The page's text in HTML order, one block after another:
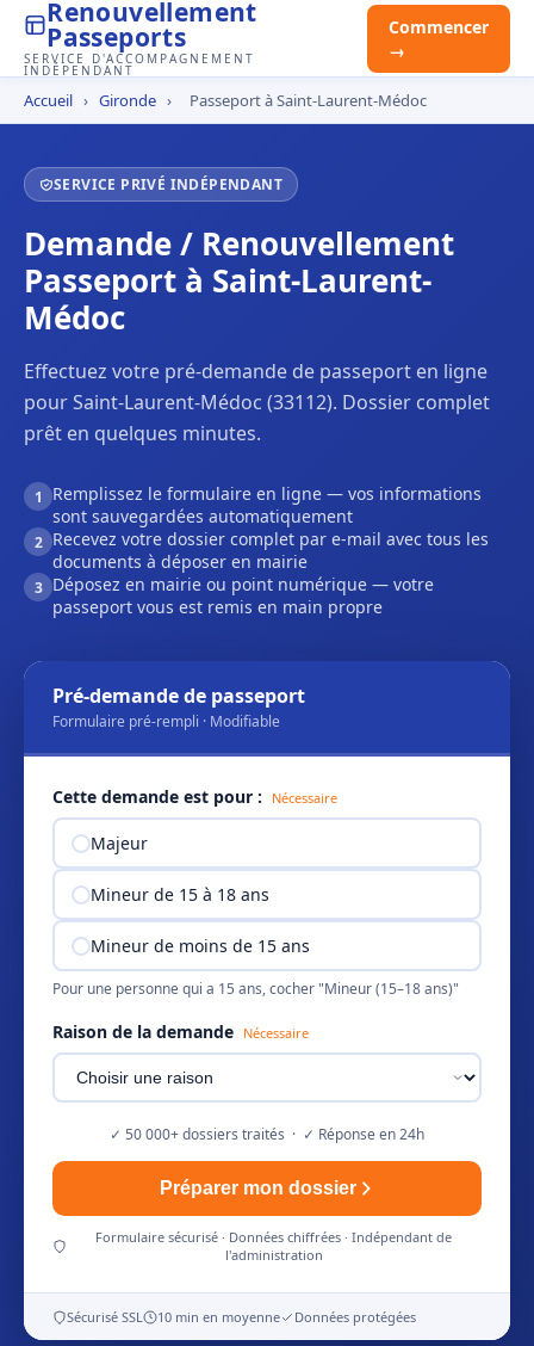
Renouvellement
Passeports
SERVICE D'ACCOMPAGNEMENT
INDÉPENDANT
Commencer
→
Accueil › Gironde › Passeport à Saint-Laurent-Médoc
SERVICE PRIVÉ INDÉPENDANT
Demande / Renouvellement
Passeport à Saint-Laurent-
Médoc
Effectuez votre pré-demande de passeport en ligne
pour Saint-Laurent-Médoc (33112). Dossier complet
prêt en quelques minutes.
1
Remplissez le formulaire en ligne — vos informations
sont sauvegardées automatiquement
2 Recevez votre dossier complet par e-mail avec tous les
documents à déposer en mairie
3 Déposez en mairie ou point numérique — votre
passeport vous est remis en main propre
Pré-demande de passeport
Formulaire pré-rempli · Modifiable
Cette demande est pour : Nécessaire
Majeur
Mineur de 15 à 18 ans
Mineur de moins de 15 ans
Pour une personne qui a 15 ans, cocher "Mineur (15–18 ans)"
Raison de la demande Nécessaire
✓ 50 000+ dossiers traités · ✓ Réponse en 24h
Préparer mon dossier
Formulaire sécurisé · Données chiffrées · Indépendant de
l'administration
Sécurisé SSL 10 min en moyenne Données protégées